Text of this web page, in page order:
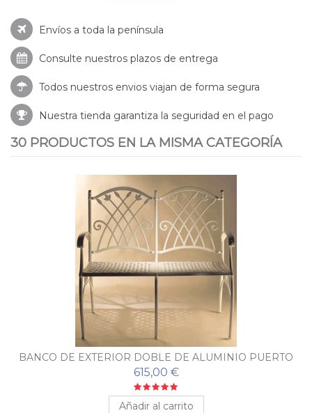
Envíos a toda la península
Consulte nuestros plazos de entrega
Todos nuestros envios viajan de forma segura
Nuestra tienda garantiza la seguridad en el pago
30 PRODUCTOS EN LA MISMA CATEGORÍA
BANCO DE EXTERIOR DOBLE DE ALUMINIO PUERTO
615,00 €
Añadir al carrito